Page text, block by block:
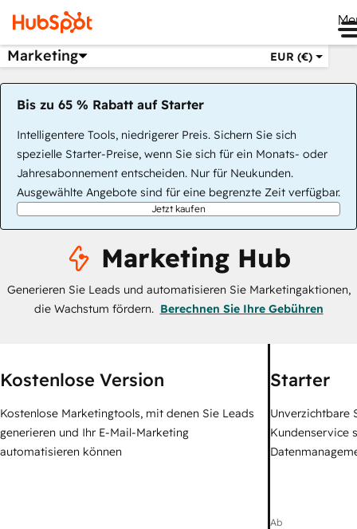
Marketing EUR (€)
Bis zu 65 % Rabatt auf Starter
Intelligentere Tools, niedrigerer Preis. Sichern Sie sich
spezielle Starter-Preise, wenn Sie sich für ein Monats- oder
Jahresabonnement entscheiden. Nur für Neukunden.
Ausgewählte Angebote sind für eine begrenzte Zeit verfügbar.
Jetzt kaufen
Marketing Hub
Generieren Sie Leads und automatisieren Sie Marketingaktionen,
die Wachstum fördern. Berechnen Sie Ihre Gebühren
Kostenlose Version
Kostenlose Marketingtools, mit denen Sie Leads
generieren und Ihr E-Mail-Marketing
automatisieren können
Starter
Unverzichtbare
Kundenservice
Ab